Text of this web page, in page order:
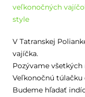
veľkonočných
style
V Tatranskej
vajíčka.
Pozývame
Veľkonočnú túlačku
Budeme hľadať